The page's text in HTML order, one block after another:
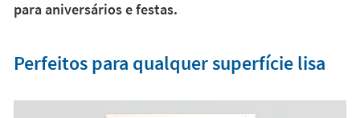
para aniversários e festas.
Perfeitos para qualquer superfície lisa